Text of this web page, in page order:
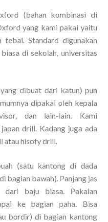
(bahan kombinasi di
yang kami pakai yaitu
Standard digunakan
di sekolah, universitas
dibuat dari katun) pun
dipakai oleh kepala
dan lain-lain. Kami
drill. Kadang juga ada
atau hisofy drill.
(satu kantong di dada
bagian bawah). Panjang jas
dari baju biasa. Pakaian
ke bagian paha. Bisa
bordir) di bagian kantong